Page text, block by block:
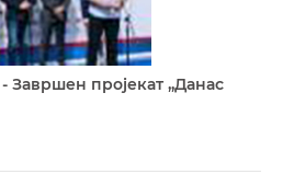
Завршен пројекат „Данас